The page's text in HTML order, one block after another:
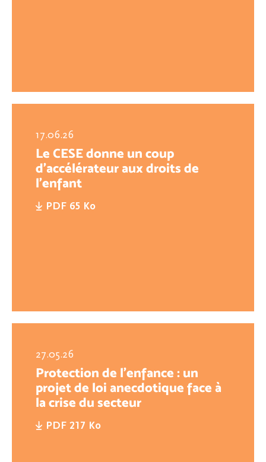
17.06.26
Le CESE donne un coup
d’accélérateur aux droits de
l’enfant
PDF 65 Ko
27.05.26
Protection de l’enfance : un
projet de loi anecdotique face à
la crise du secteur
PDF 217 Ko